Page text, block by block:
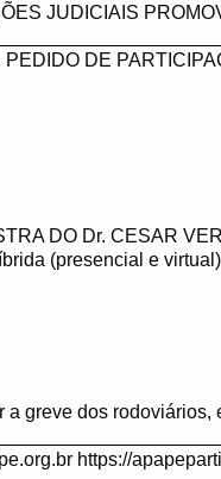
JUDICIAIS
DE
DO Dr. CESAR
(presencial e
greve dos
https://